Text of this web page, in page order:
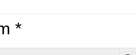
*